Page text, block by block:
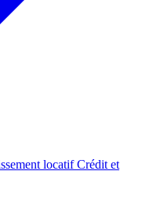
locatifCrédit et